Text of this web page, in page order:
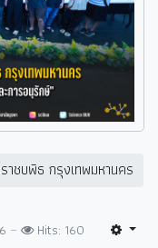
าชบพิธ กรุงเทพมหานคร
Hits: 160